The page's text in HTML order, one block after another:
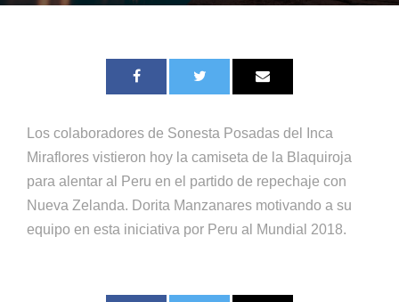
Los colaboradores de Sonesta Posadas del Inca
Miraflores vistieron hoy la camiseta de la Blaquiroja
para alentar al Peru en el partido de repechaje con
Nueva Zelanda. Dorita Manzanares motivando a su
equipo en esta iniciativa por Peru al Mundial 2018.